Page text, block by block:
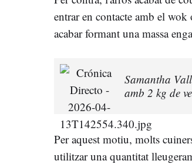
entrar en contacte amb el
acabar formant una massa
Samantha
amb 2 kg de
Per aquest motiu, molts
utilitzar una quantitat